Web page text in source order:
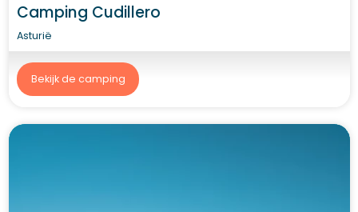
Camping Cudillero
Asturië
Bekijk de camping